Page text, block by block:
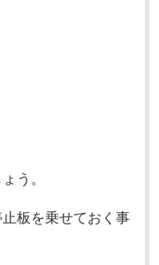
う。
板を乗せておく事